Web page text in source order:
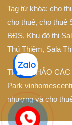
Tag từ khóa: cho
cho thuê, cho thuê
BĐS, Khu đô thị
Thủ Thiêm, Sala
THAM KHẢO
Park
nhượng và cho